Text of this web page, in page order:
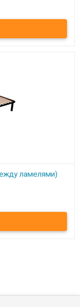
70х190 см
втулки:
количество - 21(22)
ламелями)
200х200 см
втулки:
количество - 19(18)